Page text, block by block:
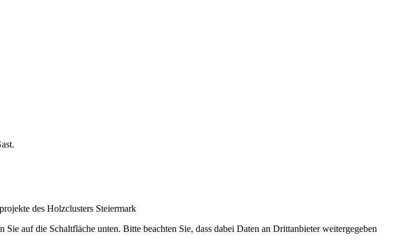
des Holzclusters Steiermark
auf die Schaltfläche unten. Bitte beachten Sie, dass dabei Daten an Drittanbieter weitergegeben